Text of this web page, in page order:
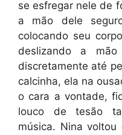
se esfregar nele de
a mão dele
colocando seu
deslizando a
discretamente até
calcinha, ela na
o cara a vontade,
louco de tesão
música. Nina